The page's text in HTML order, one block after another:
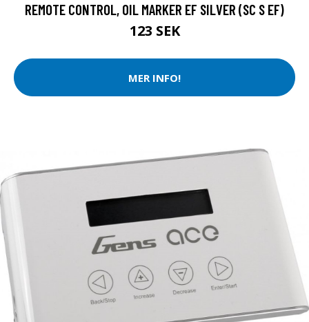
REMOTE CONTROL, OIL MARKER EF SILVER (SC S EF)
123 SEK
MER INFO!